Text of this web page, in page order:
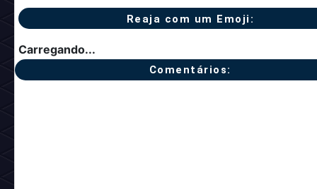
Reaja com um Emoji:
Carregando...
Comentários: